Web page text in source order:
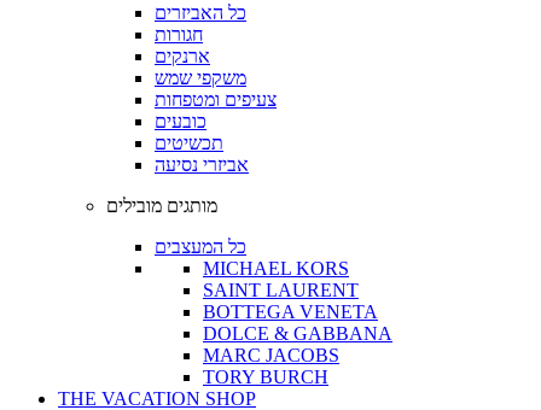
כל האביזרים
חגורות
ארנקים
משקפי שמש
צעיפים ומטפחות
כובעים
תכשיטים
אביזרי נסיעה
מותגים מובילים
כל המעצבים
MICHAEL KORS
SAINT LAURENT
BOTTEGA VENETA
DOLCE & GABBANA
MARC JACOBS
TORY BURCH
THE VACATION SHOP